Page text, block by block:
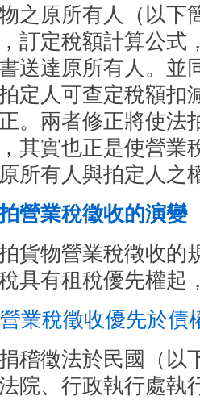
之原所有人（以下
訂定稅額計算公式
送達原所有人。並
定人可查定稅額扣
。兩者修正將使法
其實也正是使營業
所有人與拍定人之
營業稅徵收的演變
貨物營業稅徵收的
具有租稅優先權起
業稅徵收優先於債
稽徵法於民國（以
法院、行政執行處